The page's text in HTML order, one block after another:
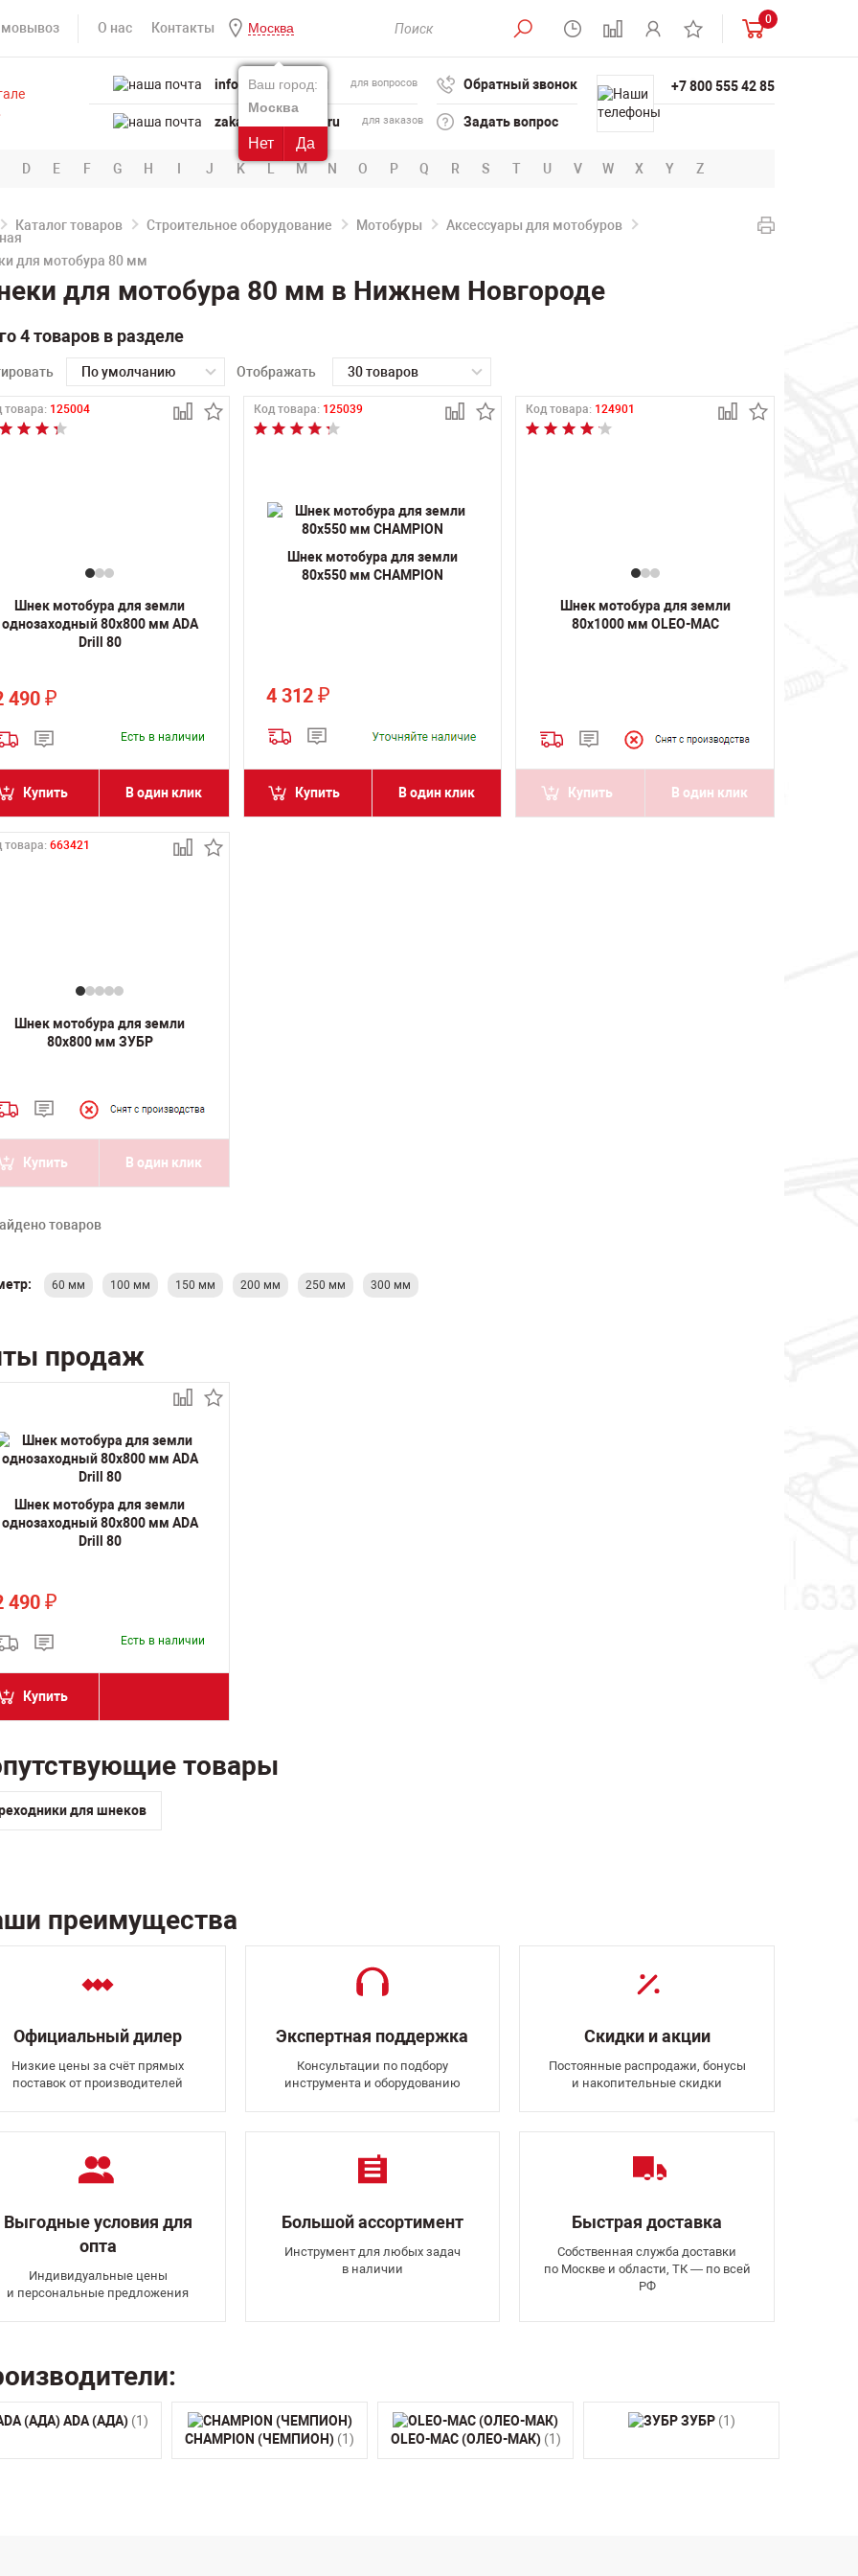
О нас Контакты Москва
Ваш город:
Москва
Нет Да
0
info@powertool.ru для вопросов
zakaz@powertool.ru для заказов
Обратный звонок
Задать вопрос
+7 800 555 42 85
D E F G H I J K L M N O P Q R S T U V W X Y Z
Каталог товаров Строительное оборудование Мотобуры Аксессуары для мотобуров
для мотобура 80 мм
для мотобура 80 мм в Нижнем Новгороде
4 товаров в разделе
По умолчанию Отображать 30 товаров
товара: 125004
Шнек мотобура для земли
однозаходный 80х800 мм ADA
Drill 80
490 ₽
Есть в наличии
Купить В один клик
Код товара: 125039
Шнек мотобура для земли
80x550 мм CHAMPION
4 312 ₽
Купить В один клик
Код товара: 124901
Шнек мотобура для земли
80х1000 мм OLEO-MAC
Купить В один клик
товара: 663421
Шнек мотобура для земли
80х800 мм ЗУБР
Купить В один клик
товаров
60 мм 100 мм 150 мм 200 мм 250 мм 300 мм
продаж
Шнек мотобура для земли
однозаходный 80х800 мм ADA
Drill 80
490 ₽
Есть в наличии
Купить
товары
для шнеков
преимущества
Официальный дилер
Низкие цены за счёт прямых
поставок от производителей
Экспертная поддержка
Консультации по подбору
инструмента и оборудованию
Скидки и акции
Постоянные распродажи, бонусы
и накопительные скидки
Выгодные условия для
опта
Индивидуальные цены
и персональные предложения
Большой ассортимент
Инструмент для любых задач
в наличии
Быстрая доставка
Собственная служба доставки
по Москве и области, ТК — по всей
РФ
ADA (АДА) (1)
CHAMPION (ЧЕМПИОН) (1) OLEO-MAC (ОЛЕО-МАК) (1)
ЗУБР (1)